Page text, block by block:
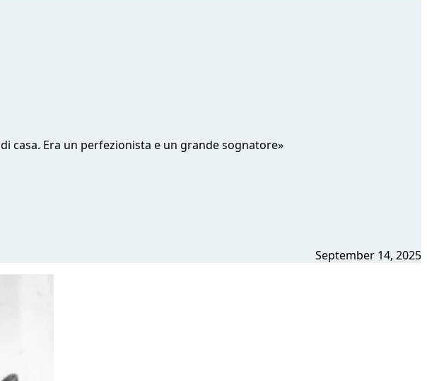
casa. Era un perfezionista e un grande sognatore»
September 14, 2025